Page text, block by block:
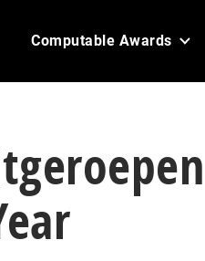
Computable Awards